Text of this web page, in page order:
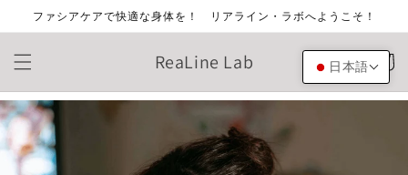
ンツに
進む
ファシアケアで快適な身体を！ リアライン・ラボへようこそ！
ReaLine Lab
ー
ト
日本語